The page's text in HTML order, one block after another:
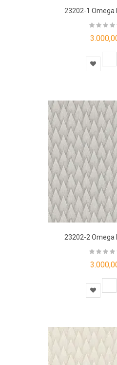
23202-1 Omega
23202-2 Omega